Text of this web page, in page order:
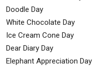
Doodle Day
White Chocolate Day
Ice Cream Cone Day
Dear Diary Day
Elephant Appreciation Day